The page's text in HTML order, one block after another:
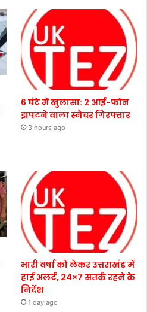
6 घंटे में खुलासा: 2 आई-फोन
झपटने वाला स्नैचर गिरफ्तार
3 hours ago
भारी वर्षा को लेकर उत्तराखंड में
हाई अलर्ट, 24×7 सतर्क रहने के
निर्देश
1 day ago